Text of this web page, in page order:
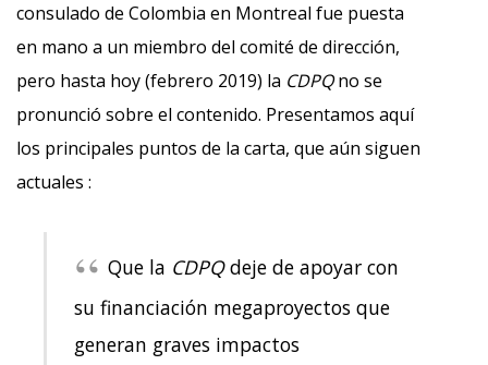
consulado de Colombia en Montreal fue puesta
en mano a un miembro del comité de dirección,
pero hasta hoy (febrero 2019) la CDPQno se
pronunció sobre el contenido. Presentamos aquí
los principales puntos de la carta, que aún siguen
actuales :
Que la CDPQdeje de apoyar con
su financiación megaproyectos que
generan graves impactos